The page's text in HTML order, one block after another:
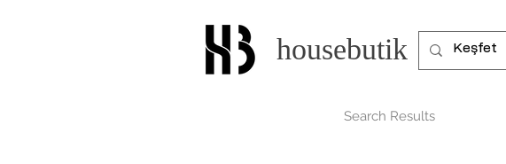
housebutik
Search Results